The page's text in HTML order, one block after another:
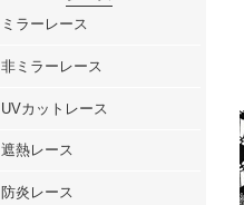
ミラーレース
非ミラーレース
UVカットレース
遮熱レース
防炎レース